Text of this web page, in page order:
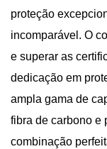
proteção
incomparável. O
e superar as
dedicação em
ampla gama de
fibra de carbono e
combinação